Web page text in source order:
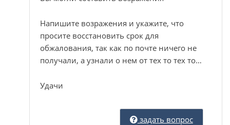
Напишите возражения и укажите, что
просите восстановить срок для
обжалования, так как по почте ничего не
получали, а узнали о нем от тех то тех то…
Удачи
задать вопрос